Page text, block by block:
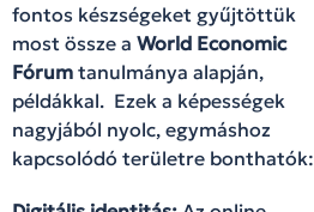
fontos készségeket gyűjtöttük
most össze a World Economic
Fórum tanulmánya alapján,
példákkal. Ezek a képességek
nagyjából nyolc, egymáshoz
kapcsolódó területre bonthatók: